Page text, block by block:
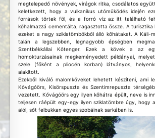
megtelepedő növények, virágok ritka, csodálatos
keletkezett, hogy a vulkanikus utóműködés idején
források törtek föl, és a forró víz az itt található
kőhalmazzá cementálta, ragasztotta össze. A turisztika
ezeket a nagy sziklatömbökből álló kőhátakat. A Káli-
talán a legszebben, legnagyobb épségben
Szentbékkállai Kőtenger. Ezek a kövek a az
homokturzásainak megkeményedett példányai,
szele (főként a pliocén korban) látványos,
alakított.
Ezekből kiváló malomköveket lehetett készíteni, ami
Kővágóörs, Kisörspuszta és Szentimrepuszta
vezetett. Kővágóörs egy ilyen kőhátra épült, neve is
teljesen ráépült egy-egy ilyen sziklatömbre úgy, hogy
alól, sőt felbukkan egyes szobáinak sarkában is.